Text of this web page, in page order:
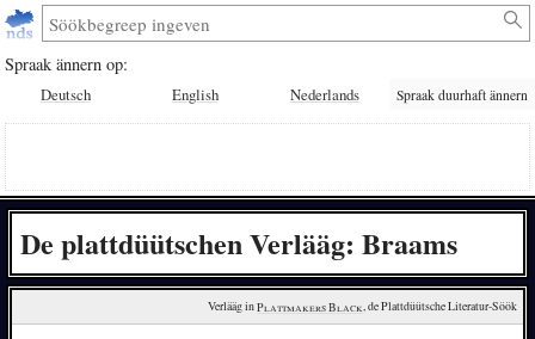
Spraak ännern op:
Deutsch English Nederlands Spraak duurhaft ännern
De plattdüütschen Verlääg: Braams
Verlääg in Plattmakers Black, de Plattdüütsche Literatur-Söök